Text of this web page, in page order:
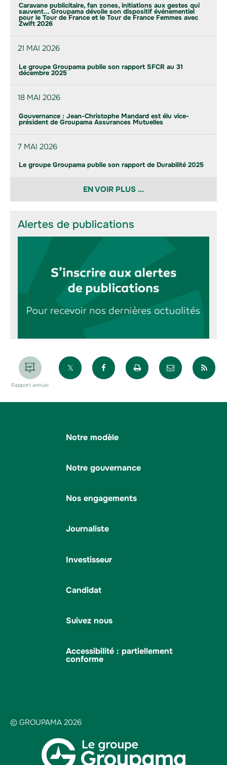
Caravane publicitaire, fan zones, initiations aux gestes qui
sauvent... Groupama dévoile son dispositif événementiel
pour le Tour de France et le Tour de France Femmes avec
Zwift 2026
21 MAI 2026
Le groupe Groupama publie son rapport SFCR au 31
décembre 2025
18 MAI 2026
Gouvernance : Jean-Christophe Mandard est élu vice-
président de Groupama Assurances Mutuelles
7 MAI 2026
Le groupe Groupama publie son rapport de Durabilité 2025
EN VOIR PLUS ...
Alertes de publications
Rapport annuel
Partager sur XPartager sur Facebook
Imprimer la pageEnvoyer
Notre modèle
Notre gouvernance
Nos engagements
Journaliste
Investisseur
Candidat
Suivez nous
Accessibilité : partiellement
conforme
© GROUPAMA 2026